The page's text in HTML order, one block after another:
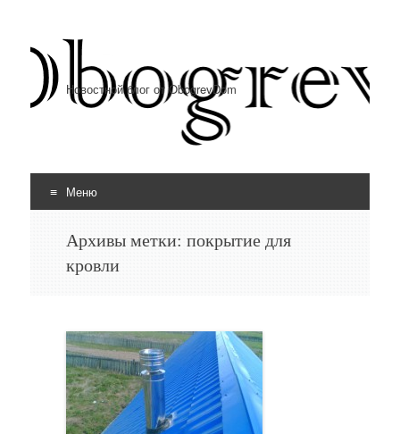
Новостной блог от ObogrevDom
Меню
Архивы метки: покрытие для
кровли